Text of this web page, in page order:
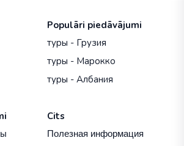
Populāri piedāvājumi
туры - Грузия
туры - Марокко
туры - Албания
Cits
Полезная информация